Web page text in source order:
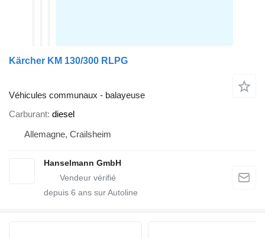
Kärcher KM 130/300 RLPG
Véhicules communaux - balayeuse
Carburant diesel
Allemagne, Crailsheim
Hanselmann GmbH
depuis 6 ans sur Autoline